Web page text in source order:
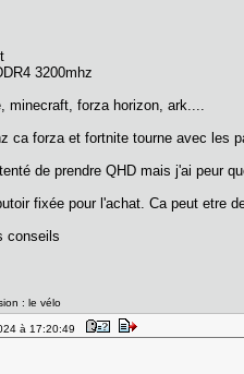
3200mhz
minecraft, forza horizon, ark....
ca forza et fortnite tourne avec les
de prendre QHD mais j'ai peur
fixée pour l'achat. Ca peut etre
conseils
: le vélo
à 17:20:49